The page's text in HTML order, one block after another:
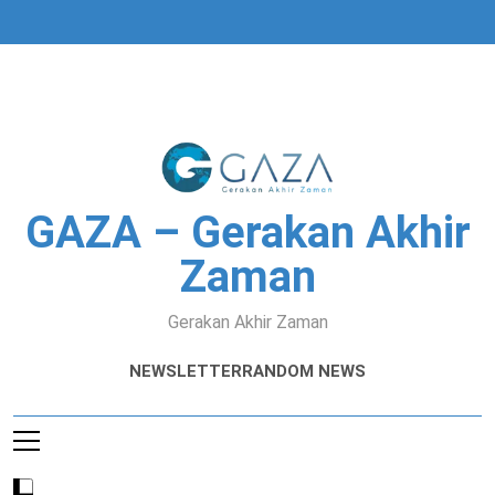
GAZA – Gerakan Akhir
Zaman
Gerakan Akhir Zaman
NEWSLETTERRANDOM NEWS